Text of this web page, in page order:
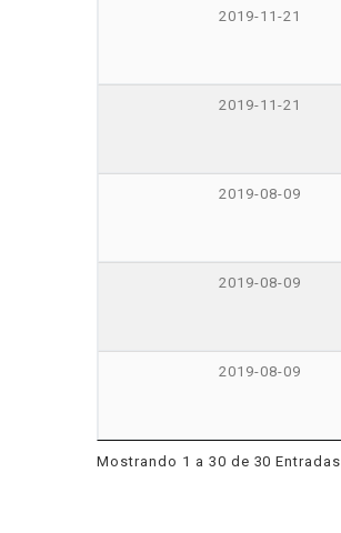
2019-11-21
2019-11-21
2019-08-09
2019-08-09
2019-08-09
Mostrando 1 a 30 de 30 Entradas